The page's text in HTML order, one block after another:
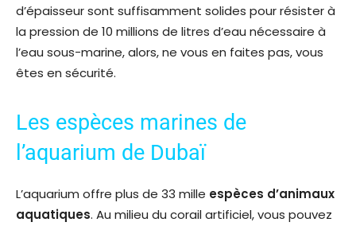
d’épaisseur sont suffisamment solides pour résister à
la pression de 10 millions de litres d’eau nécessaire à
l’eau sous-marine, alors, ne vous en faites pas, vous
êtes en sécurité.
Les espèces marines de
l’aquarium de Dubaï
L’aquarium offre plus de 33 mille espèces d’animaux
aquatiques. Au milieu du corail artificiel, vous pouvez